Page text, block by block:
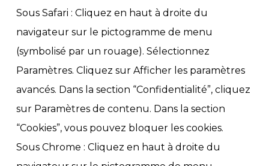
Sous Safari : Cliquez en haut à droite du
navigateur sur le pictogramme de menu
(symbolisé par un rouage). Sélectionnez
Paramètres. Cliquez sur Afficher les paramètres
avancés. Dans la section “Confidentialité”, cliquez
sur Paramètres de contenu. Dans la section
“Cookies”, vous pouvez bloquer les cookies.
Sous Chrome : Cliquez en haut à droite du